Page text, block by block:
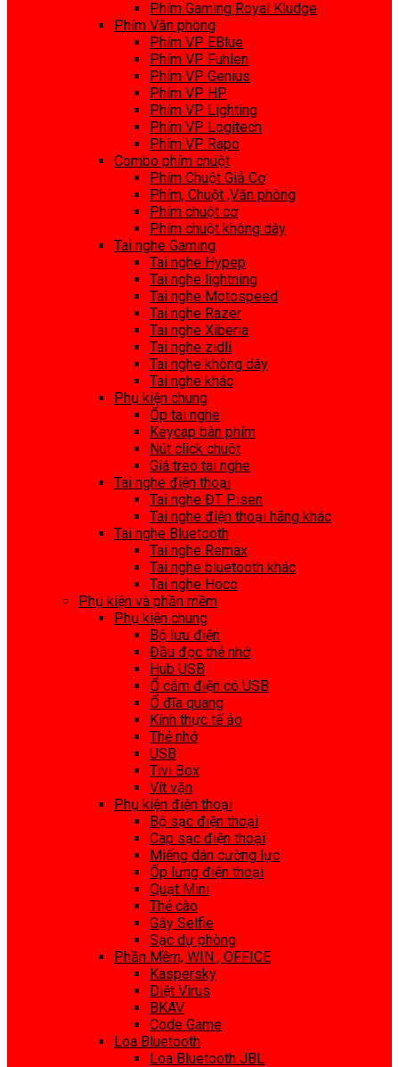
Phím Gaming Royal Kludge
Phím Văn phòng
Phím VP EBlue
Phím VP Fuhlen
Phím VP Genius
Phím VP HP
Phím VP Lighting
Phím VP Logitech
Phím VP Rapo
Combo phím chuột
Phím Chuột Giả Cơ
Phím, Chuột ,Văn phòng
Phím chuột cơ
Phím chuột không dây
Tai nghe Gaming
Tai nghe Hypep
Tai nghe lightning
Tai nghe Motospeed
Tai nghe Razer
Tai nghe Xiberia
Tai nghe zidli
Tai nghe không dây
Tai nghe khác
Phụ kiện chung
Ốp tai nghe
Keycap bàn phím
Nút click chuột
Giá treo tai nghe
Tai nghe điện thoại
Tai nghe ĐT Pisen
Tai nghe điện thoại hãng khác
Tai nghe Bluetooth
Tai nghe Remax
Tai nghe bluetooth khác
Tai nghe Hoco
Phụ kiện và phần mềm
Phụ kiện chung
Bộ lưu điện
Đầu đọc thẻ nhớ
Hub USB
Ổ cắm điện có USB
Ổ đĩa quang
Kính thực tế ảo
Thẻ nhớ
USB
Tivi Box
Vít vặn
Phụ kiện điện thoại
Bộ sạc điện thoại
Cap sạc điện thoại
Miếng dán cường lực
Ốp lưng điện thoại
Quạt Mini
Thẻ cào
Gậy Selfie
Sạc dự phòng
Phần Mềm, WIN , OFFICE
Kaspersky
Diệt Virus
BKAV
Code Game
Loa Bluetooth
Loa Bluetooth JBL